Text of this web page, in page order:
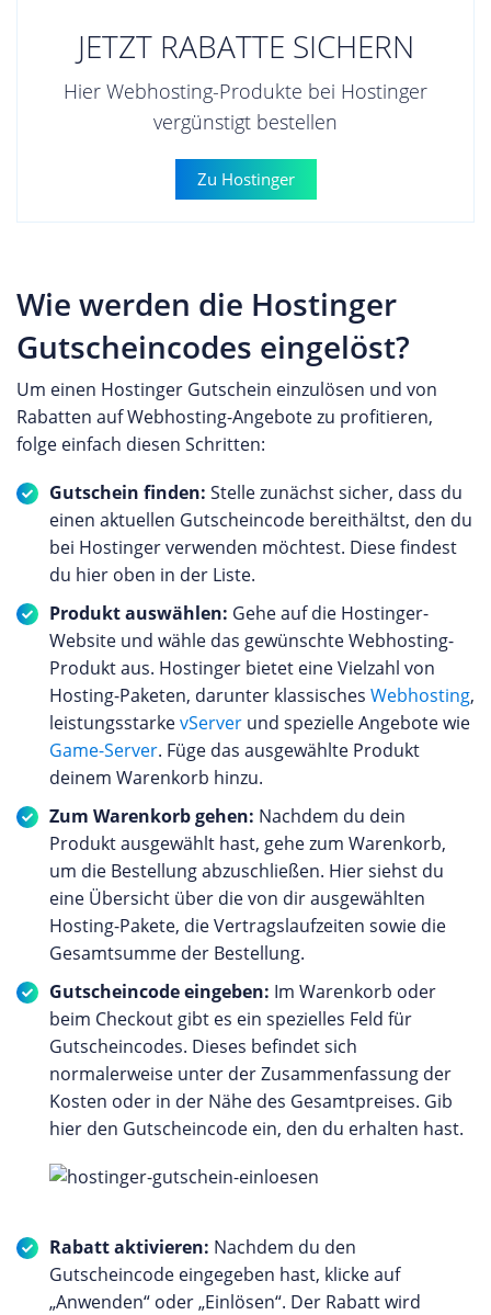
JETZT RABATTE SICHERN
Hier Webhosting-Produkte bei Hostinger
vergünstigt bestellen
Zu Hostinger
Wie werden die Hostinger
Gutscheincodes eingelöst?
Um einen Hostinger Gutschein einzulösen und von
Rabatten auf Webhosting-Angebote zu profitieren,
folge einfach diesen Schritten:
Gutschein finden: Stelle zunächst sicher, dass du
einen aktuellen Gutscheincode bereithältst, den du
bei Hostinger verwenden möchtest. Diese findest
du hier oben in der Liste.
Produkt auswählen: Gehe auf die Hostinger-
Website und wähle das gewünschte Webhosting-
Produkt aus. Hostinger bietet eine Vielzahl von
Hosting-Paketen, darunter klassisches Webhosting,
leistungsstarkevServer und spezielle Angebote wie
Game-Server. Füge das ausgewählte Produkt
deinem Warenkorb hinzu.
Zum Warenkorb gehen: Nachdem du dein
Produkt ausgewählt hast, gehe zum Warenkorb,
um die Bestellung abzuschließen. Hier siehst du
eine Übersicht über die von dir ausgewählten
Hosting-Pakete, die Vertragslaufzeiten sowie die
Gesamtsumme der Bestellung.
Gutscheincode eingeben: Im Warenkorb oder
beim Checkout gibt es ein spezielles Feld für
Gutscheincodes. Dieses befindet sich
normalerweise unter der Zusammenfassung der
Kosten oder in der Nähe des Gesamtpreises. Gib
hier den Gutscheincode ein, den du erhalten hast.
Rabatt aktivieren: Nachdem du den
Gutscheincode eingegeben hast, klicke auf
„Anwenden“ oder „Einlösen“. Der Rabatt wird